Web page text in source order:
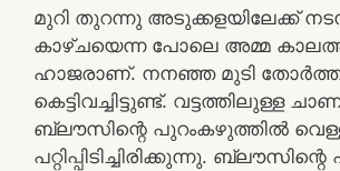
മുറി തുറന്നു അടുക്കളയിലേക്ക്
കാഴ്ചയെന്ന പോലെ അമ്മ
ഹാജരാണ്. നനഞ്ഞ മുടി
കെട്ടിവച്ചിട്ടുണ്ട്. വട്ടത്തിലുള്ള
ബ്ലൗസിന്റെ പുറംകഴുത്തിൽ
പറ്റിപ്പിടിച്ചിരിക്കുന്നു.